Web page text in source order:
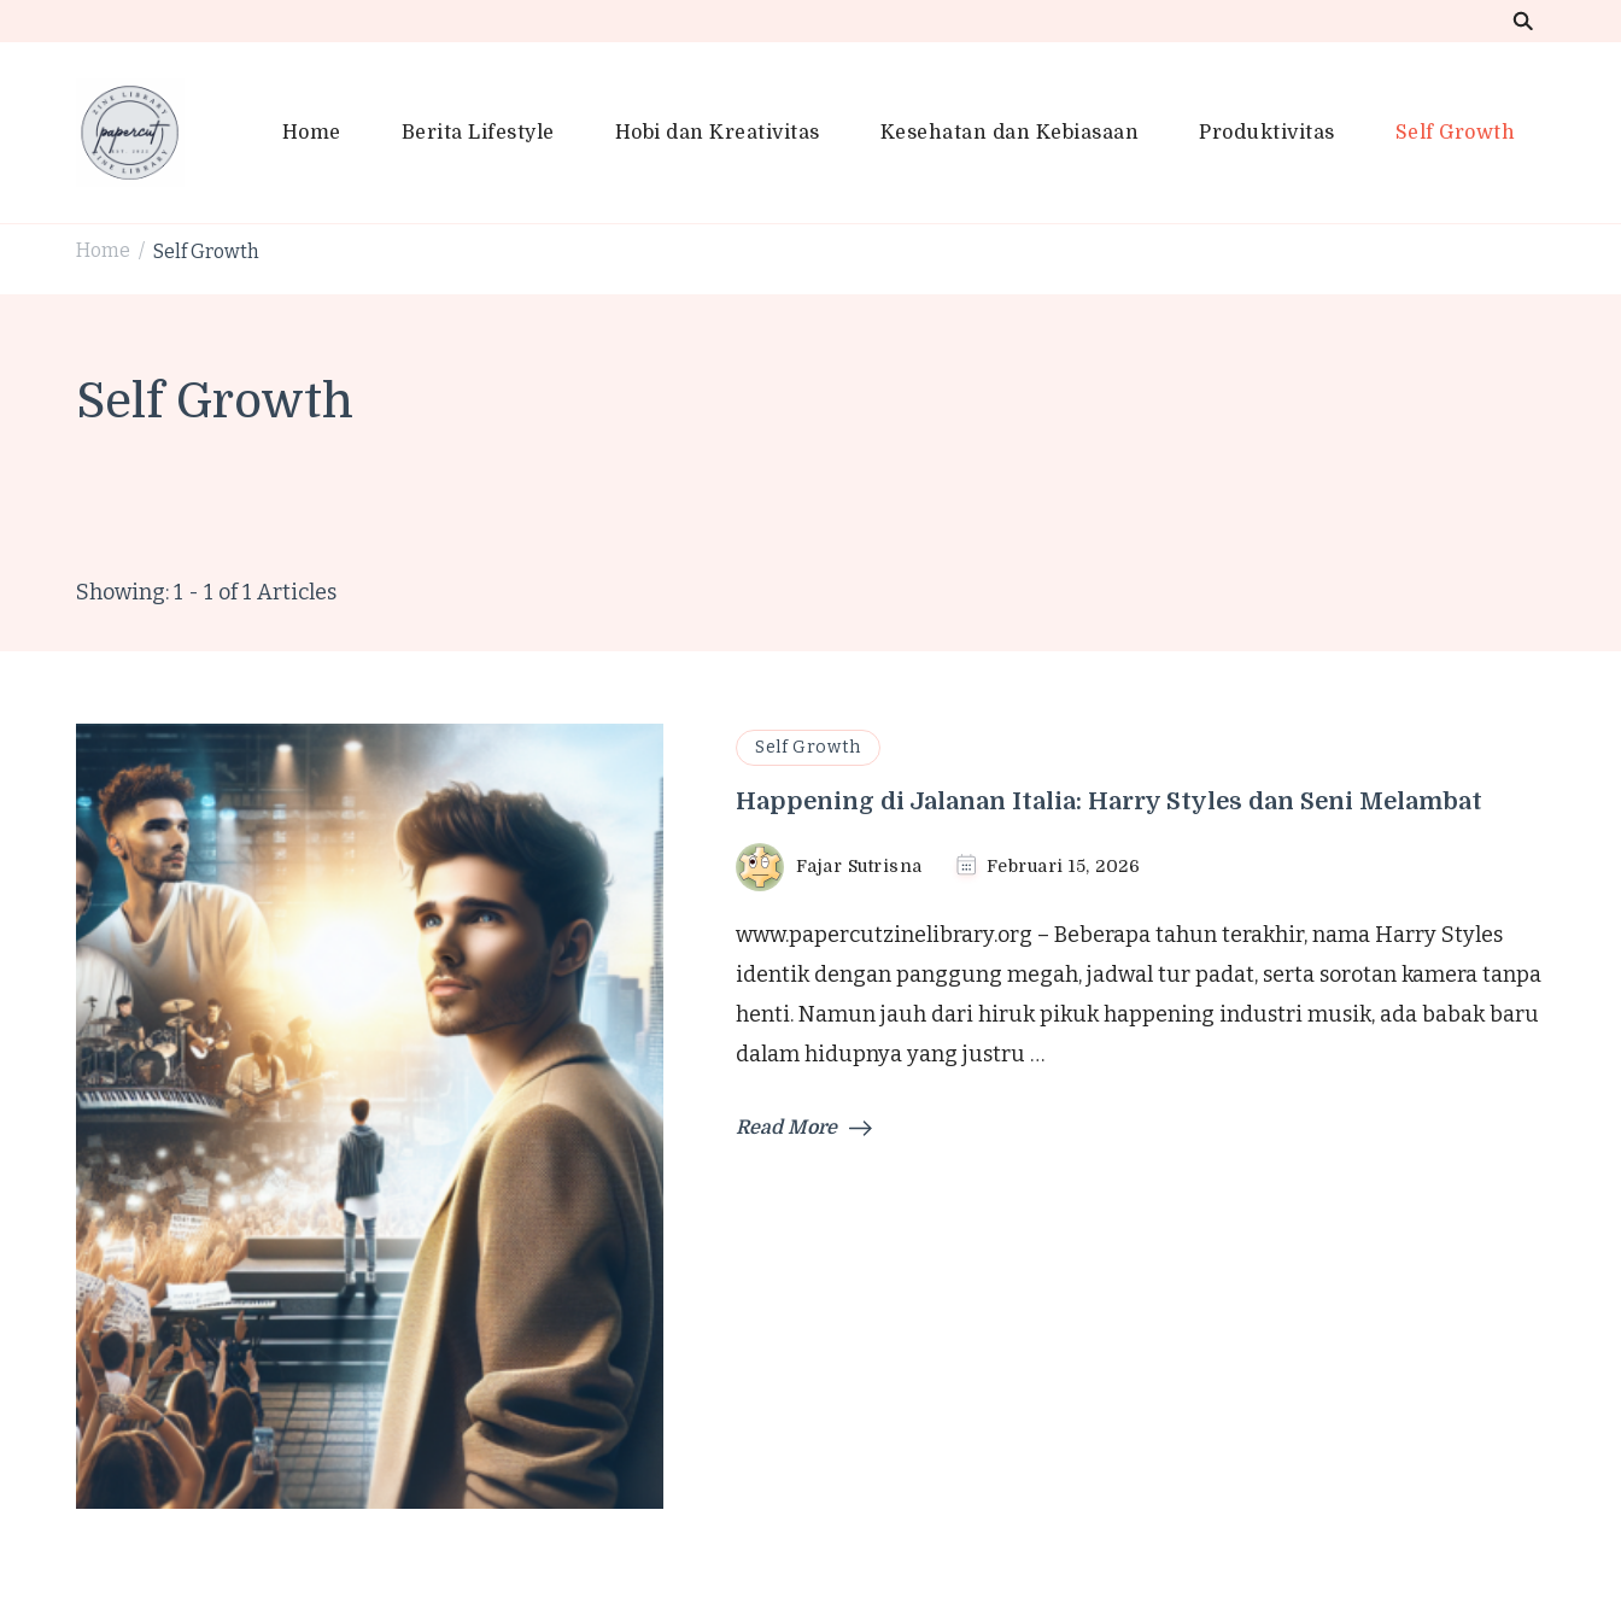
Home Berita Lifestyle Hobi dan Kreativitas Kesehatan dan Kebiasaan Produktivitas Self Growth
Home / Self Growth
Self Growth
Showing: 1 - 1 of 1 Articles
Self Growth
Happening di Jalanan Italia: Harry Styles dan Seni Melambat
Fajar Sutrisna Februari 15, 2026
www.papercutzinelibrary.org – Beberapa tahun terakhir, nama Harry Styles
identik dengan panggung megah, jadwal tur padat, serta sorotan kamera tanpa
henti. Namun jauh dari hiruk pikuk happening industri musik, ada babak baru
dalam hidupnya yang justru …
Read More